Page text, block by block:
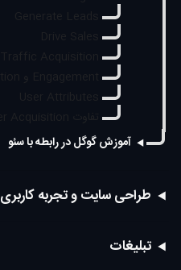
آموزش گوگل در رابطه با سئو
طراحی سایت و تجربه کاربری
تبلیغات